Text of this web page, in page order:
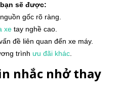
sẽ được:
gốc rõ ràng.
xe tay nghề cao.
đề liên quan đến xe máy.
trình ưu đãi khác.
nhắc nhở thay